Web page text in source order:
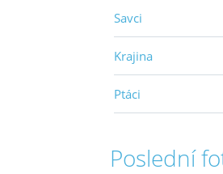
Savci
Krajina
Ptáci
Poslední